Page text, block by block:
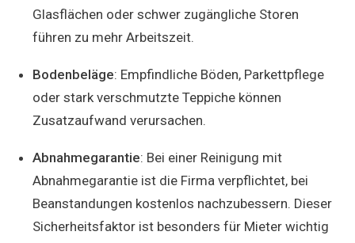
Glasflächen oder schwer zugängliche Storen
führen zu mehr Arbeitszeit.
Bodenbeläge: Empfindliche Böden, Parkettpflege
oder stark verschmutzte Teppiche können
Zusatzaufwand verursachen.
Abnahmegarantie: Bei einer Reinigung mit
Abnahmegarantie ist die Firma verpflichtet, bei
Beanstandungen kostenlos nachzubessern. Dieser
Sicherheitsfaktor ist besonders für Mieter wichtig